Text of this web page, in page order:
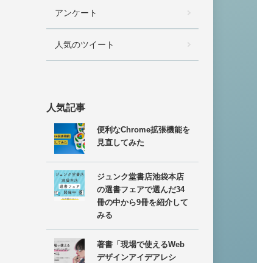
アンケート
人気のツイート
人気記事
便利なChrome拡張機能を
見直してみた
ジュンク堂書店池袋本店
の選書フェアで選んだ34
冊の中から9冊を紹介して
みる
著書「現場で使えるWeb
デザインアイデアレシ